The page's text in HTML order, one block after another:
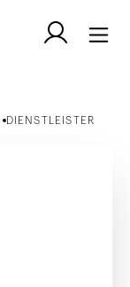
DIENSTLEISTER